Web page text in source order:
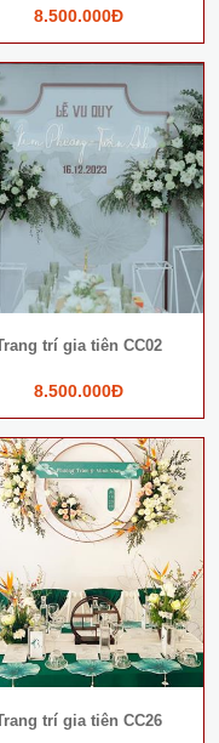
8.500.000Đ
trí gia tiên CC02
8.500.000Đ
trí gia tiên CC26